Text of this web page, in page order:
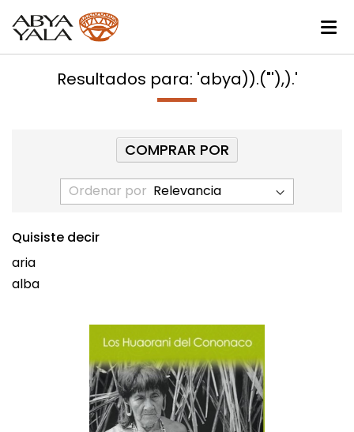
Resultados para: 'abya)).("'),).'
Ordenar por
Quisiste decir
aria
alba
COMPRAR POR